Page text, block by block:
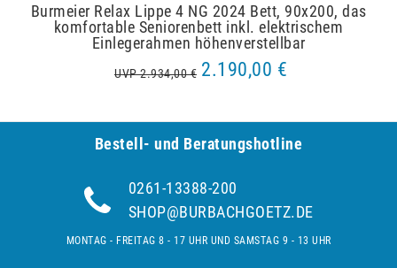
Burmeier Relax Lippe 4 NG 2024 Bett, 90x200, das
komfortable Seniorenbett inkl. elektrischem
Einlegerahmen höhenverstellbar
UVP 2.934,00 € 2.190,00 €
Bestell- und Be­ra­tungs­hot­line
0261-13388-200
SHOP@BURBACHGOETZ.DE
MONTAG - FREITAG 8 - 17 UHR UND SAMSTAG 9 - 13 UHR